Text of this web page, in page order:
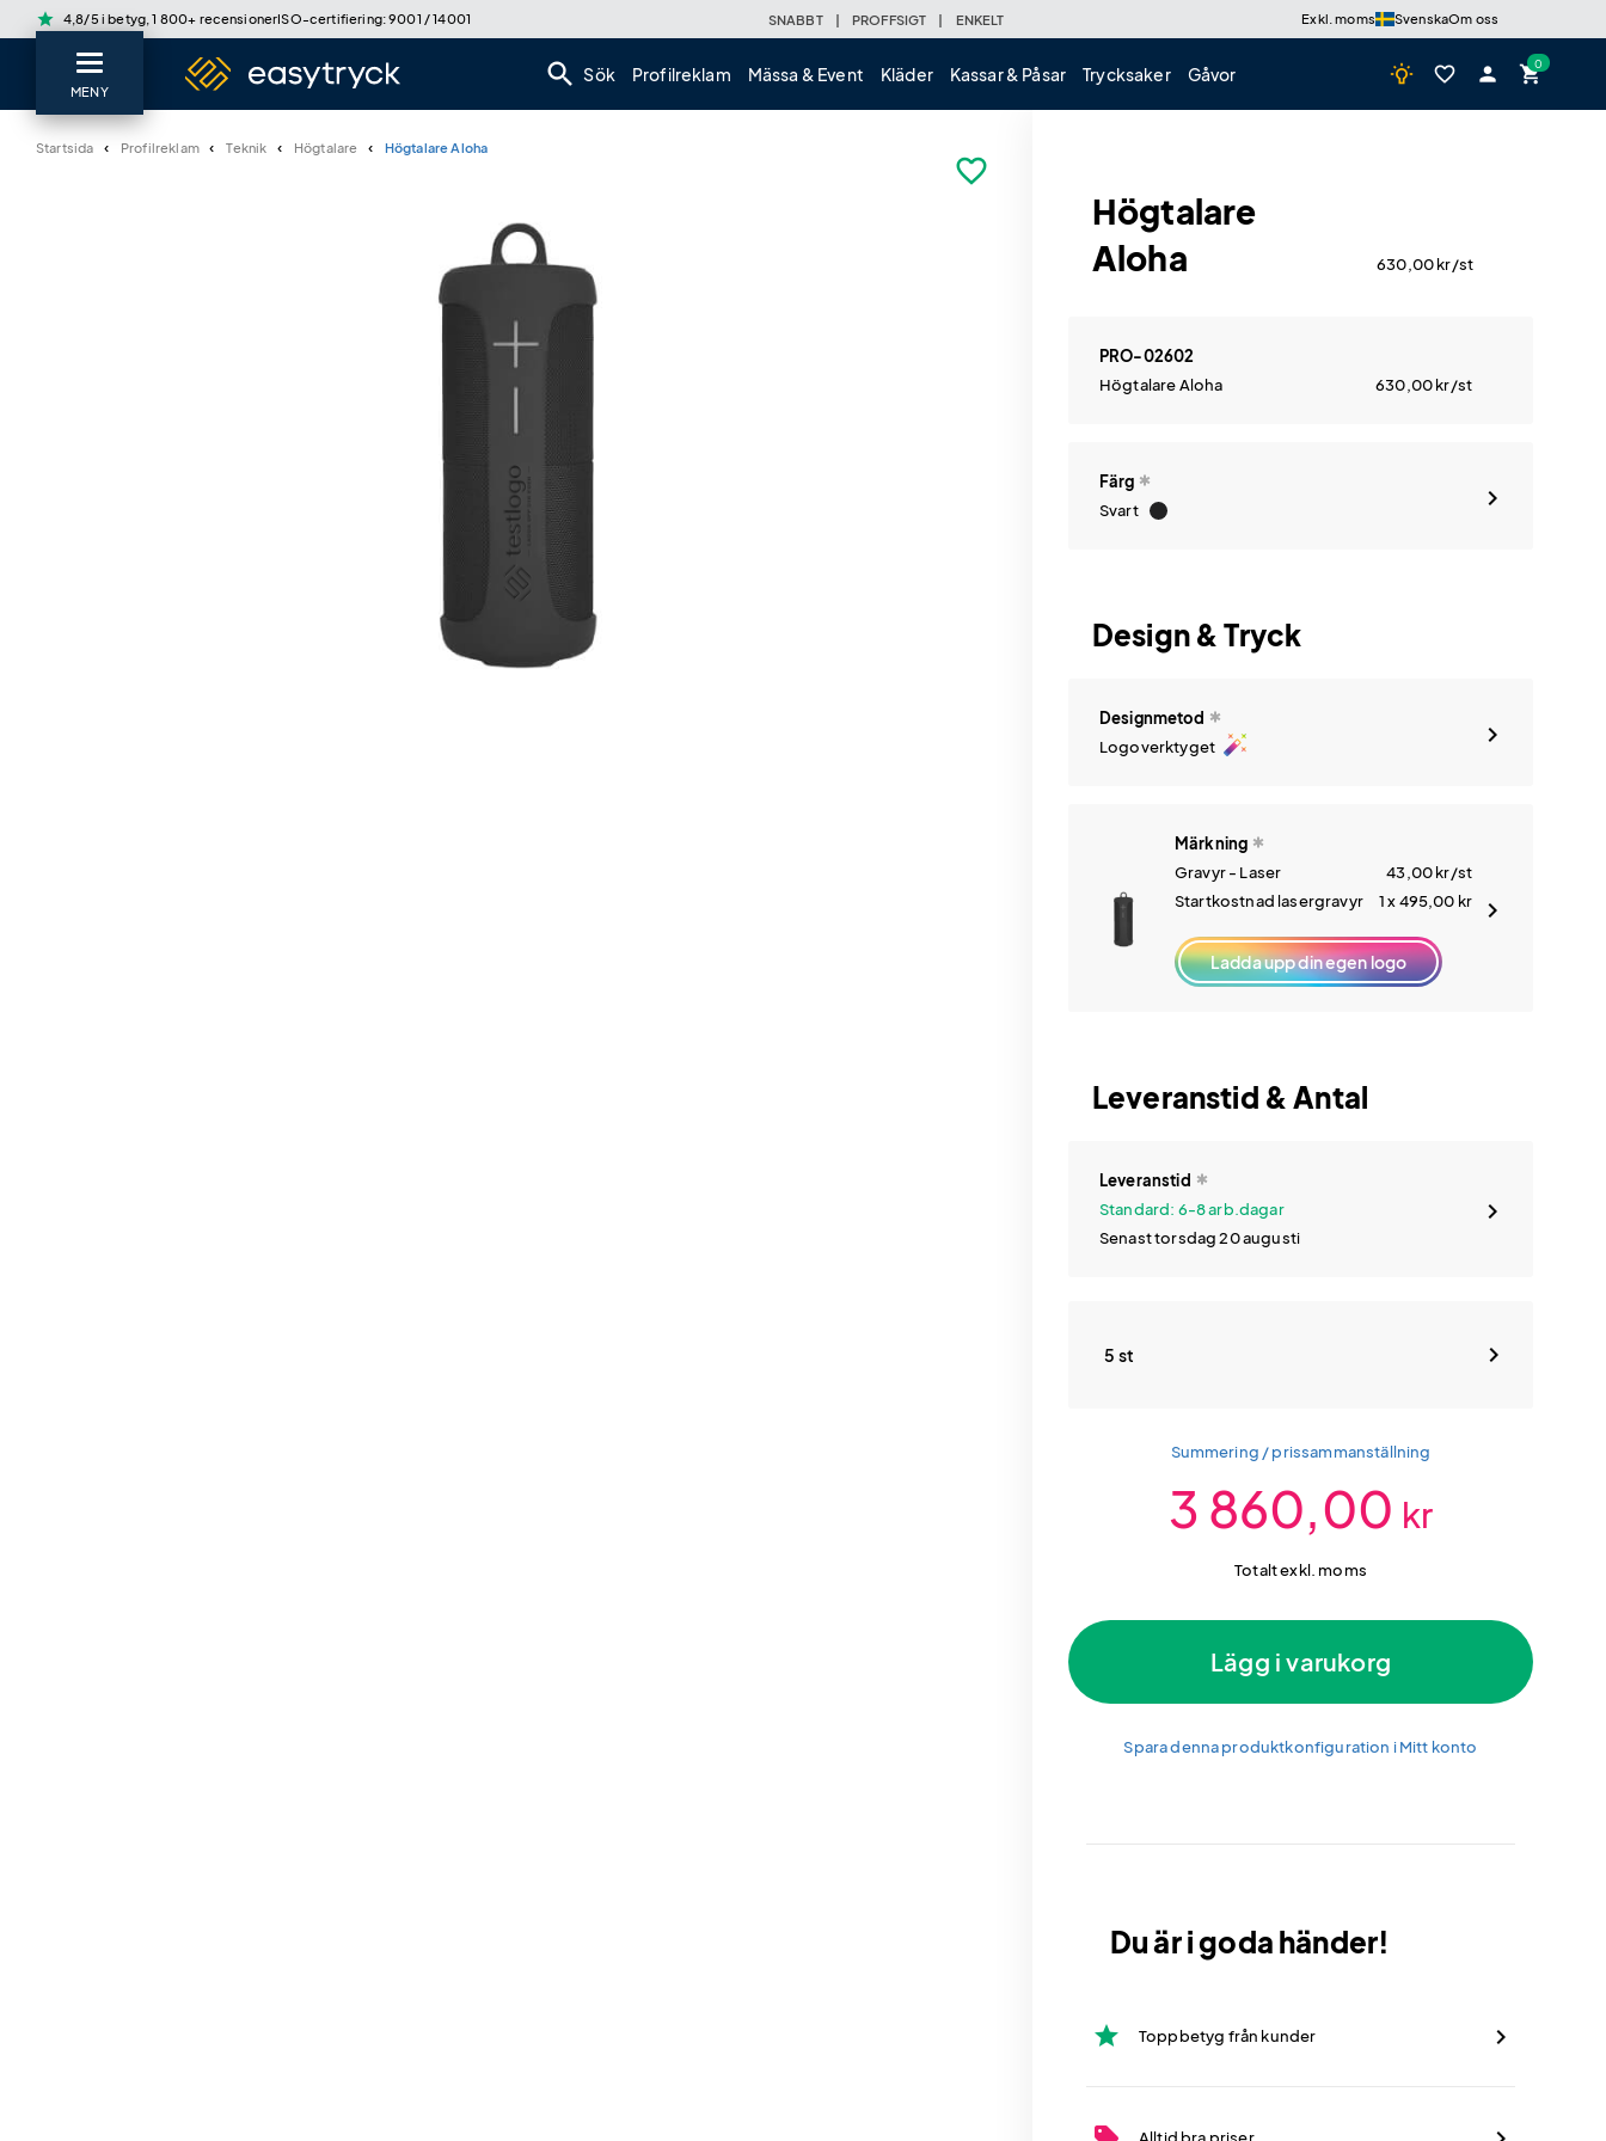
star 4,8/5 i betyg, 1 800+ recensionerISO-certifiering: 9001 / 14001 SNABBT | PROFFSIGT | ENKELT Exkl. moms SvenskaOm oss
search Sök Profilreklam Mässa & Event Kläder Kassar & Påsar Trycksaker Gåvor wb_incandescent favorite_border person shopping_cart
MENY
Startsida Profilreklam Teknik Högtalare Högtalare Aloha
favorite_border
Högtalare
Aloha
630,00kr/st
PRO-02602
Högtalare Aloha
630,00kr/st
Färg
Svart
Design & Tryck
Designmetod
Logoverktyget auto_fix_high
Märkning
Gravyr - Laser
43,00kr/st
Startkostnad lasergravyr
1 x 495,00 kr
Ladda upp din egen logo
Leveranstid & Antal
Leveranstid
Standard: 6-8 arb.dagar
Senast torsdag 20 augusti
5 st
Summering / prissammanställning
3 860,00 kr
Totalt exkl. moms
Lägg i varukorg
Spara denna produktkonfiguration i Mitt konto
Du är i goda händer!
star Toppbetyg från kunder
Alltid bra priser